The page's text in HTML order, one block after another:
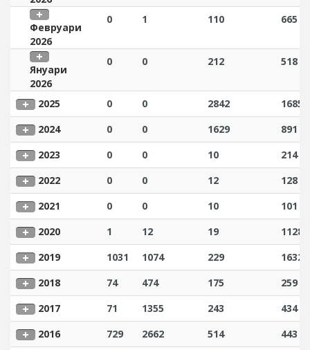
Февруари
2026
0 1 110 665
Януари
2026
0 0 212 518
2025 0 0 2842
1685
2024
0 0 1629
891
2023
0 0 10
214
2022
0 0 12
128
2021
0 0 10
101
2020
1 12 19
1128
2019
1031 1074 229
1632
2018
74 474 175
259
2017
71 1355 243
434
2016
729 2662 514
443